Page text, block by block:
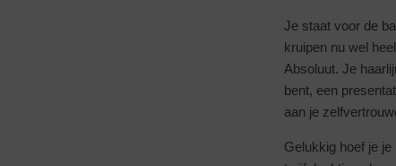
Je staat voor de
kruipen nu wel
Absoluut. Je
bent, een
aan je
Gelukkig hoef je